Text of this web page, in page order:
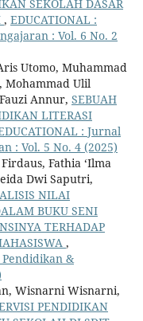
SEKOLAH DASAR
, EDUCATIONAL :
: Vol. 6 No. 2
Utomo, Muhammad
Mohammad Ulil
Annur, SEBUAH
LITERASI
: Jurnal
: Vol. 5 No. 4 (2025)
Fathia ‘Ilma
Dwi Saputri,
NILAI
BUKU SENI
TERHADAP
,
Pendidikan &
Wisnarni Wisnarni,
PENDIDIKAN